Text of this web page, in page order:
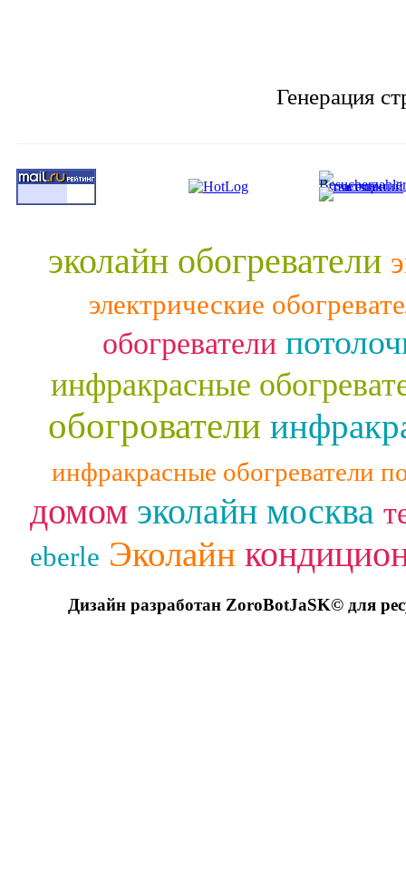
Генерация
эколайн обогреватели
электрические
обогреватели
инфракрасные
обогрователи
инфракрасные обогреватели
домом эколайн москва
eberle Эколайн
Дизайн разработан ZoroBotJaSK© для